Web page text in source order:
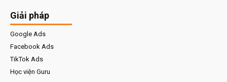
Giải pháp
Google Ads
Facebook Ads
TikTok Ads
Học viện Guru